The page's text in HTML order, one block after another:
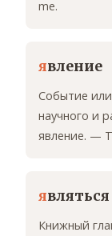
me.
явление
Событие
научного и
явление. —
являться
Книжный